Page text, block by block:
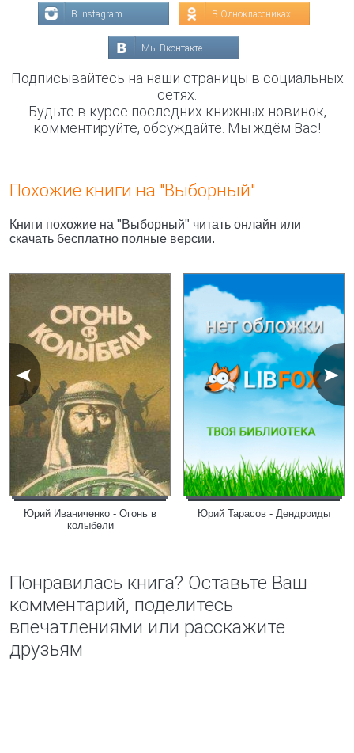
В Instagram В Одноклассниках
Мы Вконтакте
Подписывайтесь на наши страницы в социальных
сетях.
Будьте в курсе последних книжных новинок,
комментируйте, обсуждайте. Мы ждём Вас!
Похожие книги на "Выборный"
Книги похожие на "Выборный" читать онлайн или
скачать бесплатно полные версии.
Юрий Иваниченко - Огонь в
колыбели
Юрий Тарасов - Дендроиды
Понравилась книга? Оставьте Ваш
комментарий, поделитесь
впечатлениями или расскажите
друзьям